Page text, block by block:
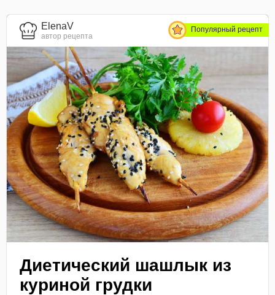
ElenaV
автор рецепта
Популярный рецепт
Диетический шашлык из
куриной грудки